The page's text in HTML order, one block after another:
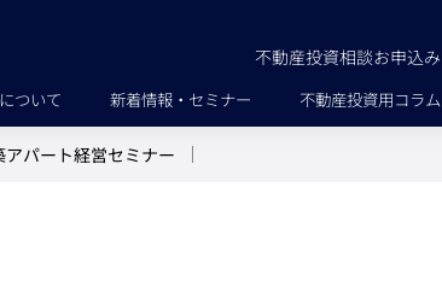
不動産投資相談お申込み
ついて 新着情報・セミナー 不動産投資用コラム
アパート経営セミナー